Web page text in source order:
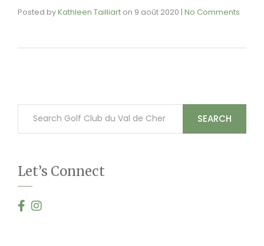
Posted byKathleen Tailliart on 9 août 2020 | No Comments
SEARCH
Let’s Connect